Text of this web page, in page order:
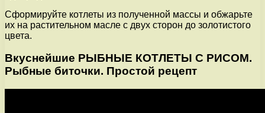
Сформируйте котлеты из полученной массы и обжарьте
их на растительном масле с двух сторон до золотистого
цвета.
Вкуснейшие РЫБНЫЕ КОТЛЕТЫ С РИСОМ.
Рыбные биточки. Простой рецепт